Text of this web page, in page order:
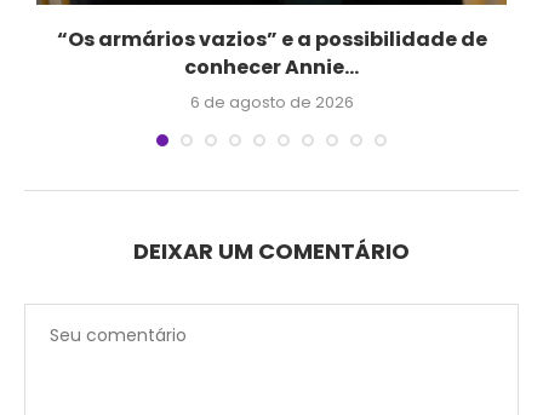
“Os armários vazios” e a possibilidade de
conhecer Annie...
6 de agosto de 2026
DEIXAR UM COMENTÁRIO